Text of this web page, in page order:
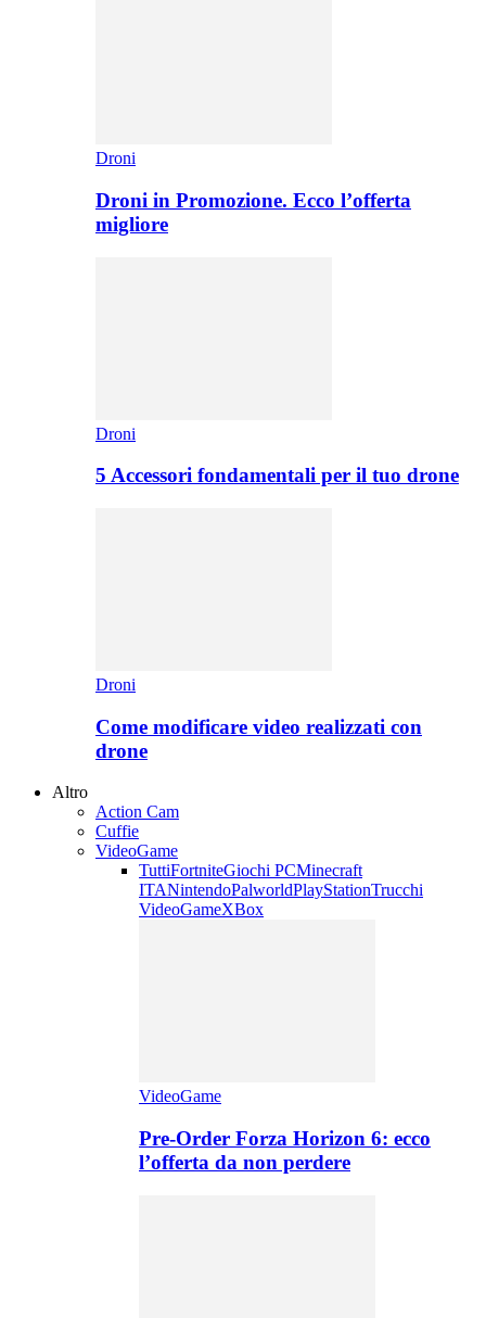
Droni
Droni in Promozione. Ecco l’offerta
migliore
Droni
5 Accessori fondamentali per il tuo drone
Droni
Come modificare video realizzati con
drone
Altro
Action Cam
Cuffie
VideoGame
TuttiFortniteGiochi PCMinecraft
ITANintendoPalworldPlayStationTrucchi
VideoGameXBox
VideoGame
Pre-Order Forza Horizon 6: ecco
l’offerta da non perdere